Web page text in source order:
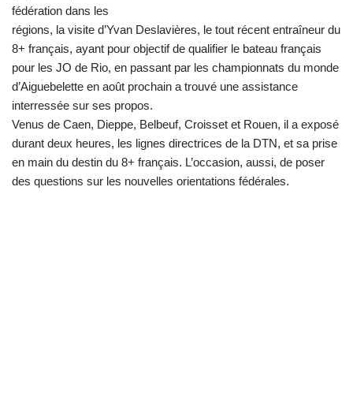
fédération dans les
régions, la visite d’Yvan Deslavières, le tout récent entraîneur du
8+ français, ayant pour objectif de qualifier le bateau français
pour les JO de Rio, en passant par les championnats du monde
d’Aiguebelette en août prochain a trouvé une assistance
interressée sur ses propos.
Venus de Caen, Dieppe, Belbeuf, Croisset et Rouen, il a exposé
durant deux heures, les lignes directrices de la DTN, et sa prise
en main du destin du 8+ français. L’occasion, aussi, de poser
des questions sur les nouvelles orientations fédérales.